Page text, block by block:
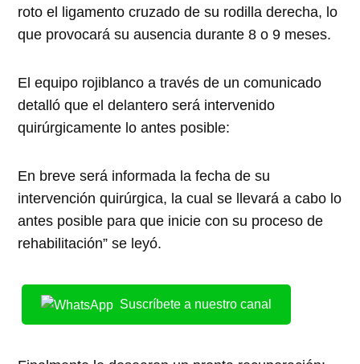
roto el ligamento cruzado de su rodilla derecha, lo
que provocará su ausencia durante 8 o 9 meses.
El equipo rojiblanco a través de un comunicado
detalló que el delantero será intervenido
quirúrgicamente lo antes posible:
En breve será informada la fecha de su
intervención quirúrgica, la cual se llevará a cabo lo
antes posible para que inicie con su proceso de
rehabilitación” se leyó.
Suscríbete a nuestro canal